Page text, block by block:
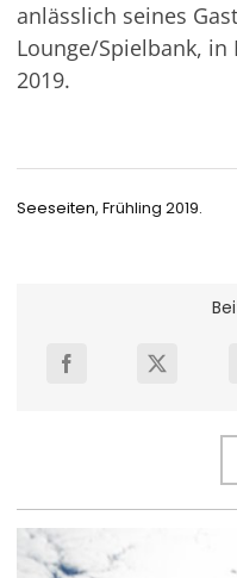
anlässlich seines
Lounge/Spielbank, in
2019.
Seeseiten, Frühling 2019.